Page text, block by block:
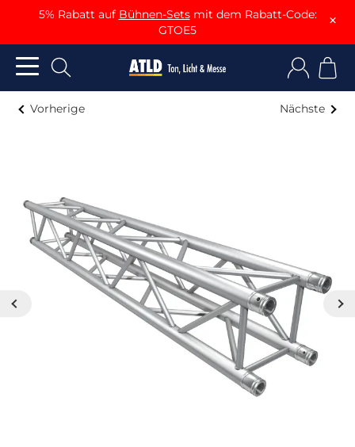
5% Rabatt auf Bühnen-Setsmit dem Rabatt-Code:
GTOE5
×
Vorherige Nächste